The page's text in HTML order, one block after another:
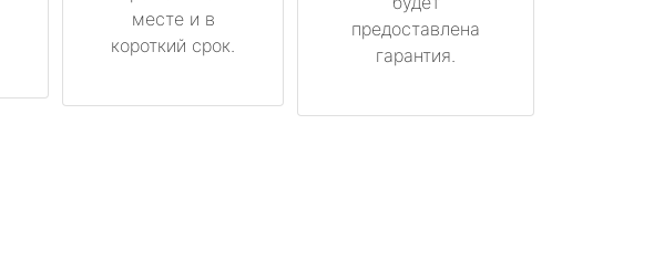
месте и в
короткий срок.
предоставлена
гарантия.